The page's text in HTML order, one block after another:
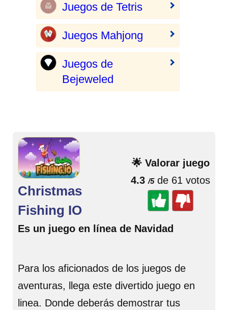
Juegos de Tetris
Juegos Mahjong
Juegos de
Bejeweled
🌟 Valorar juego
4.3 /5de 61 votos
Christmas
Fishing IO
Es un juego en línea de Navidad
Para los aficionados de los juegos de
aventuras, llega este divertido juego en
linea. Donde deberás demostrar tus